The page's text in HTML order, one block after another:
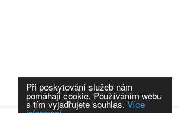
Při poskytování služeb nám
pomáhají cookie. Používáním webu
s tím vyjadřujete souhlas. Více